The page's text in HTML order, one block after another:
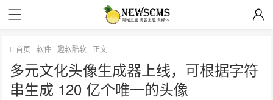
首页 -软件-趣软酷软- 正文
多元文化头像生成器上线，可根据字符
串生成 120 亿个唯一的头像